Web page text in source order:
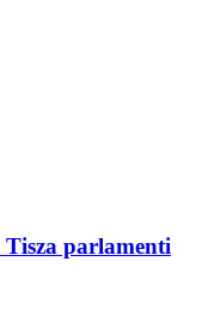
parlamenti